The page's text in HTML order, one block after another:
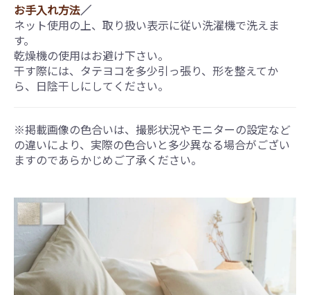
お手入れ方法／
ネット使用の上、取り扱い表示に従い洗濯機で洗えま
す。
乾燥機の使用はお避け下さい。
干す際には、タテヨコを多少引っ張り、形を整えてか
ら、日陰干しにしてください。
※掲載画像の色合いは、撮影状況やモニターの設定など
の違いにより、実際の色合いと多少異なる場合がござい
ますのであらかじめご了承ください。